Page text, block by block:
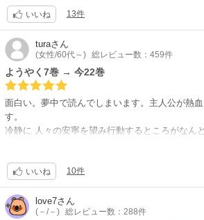
ッ！ダダダダン！！」
関連リンク】
なりました～」
いいね 13件
turaさん
(女性/60代～) 総レビュー数：459件
ようやく7巻 → 今22巻
面白い。夢中で読んでしまいます。主人公が熱
す。
冷静に 人々の安寧を望み行動するところがなん
７巻まで買ったあとで19巻まで配信されている
先が長く楽しめるのはいいけど この先そんなに
おります。
でもきっと私は全巻買ってしまうのでしょう。
ただ、あまりエロティックな女性描写がないとこ
いいね 10件
love7さん
(－/－) 総レビュー数：288件